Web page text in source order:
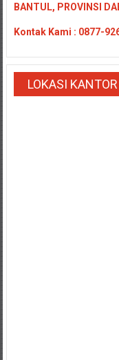
Payakumbung/
Tanjung
Sarilamak/
air/
BANTUL, PROVINSI
Kontak Kami : 0877-
LOKASI